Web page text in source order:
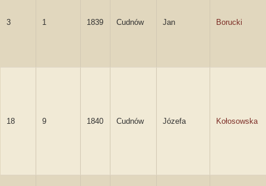
3 1 1839 Cudnów Jan Borucki
18 9 1840 Cudnów Józefa Kołosowska